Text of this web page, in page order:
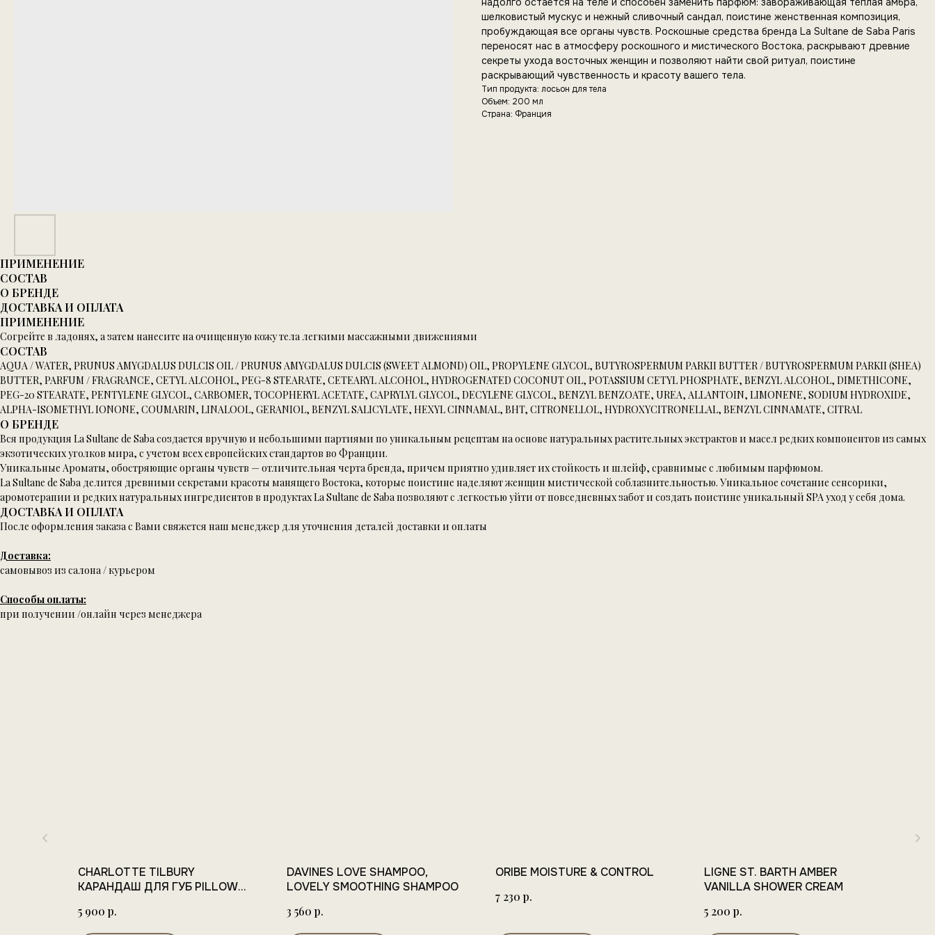
шелковистый мускус и нежный сливочный сандал, поистине женственная композиция,
пробуждающая все органы чувств. Роскошные средства бренда La Sultane de Saba Paris
переносят нас в атмосферу роскошного и мистического Востока, раскрывают древние
секреты ухода восточных женщин и позволяют найти свой ритуал, поистине
раскрывающий чувственность и красоту вашего тела.
Тип продукта: лосьон для тела
Объем: 200 мл
Страна: Франция
ПРИМЕНЕНИЕ
СОСТАВ
О БРЕНДЕ
ДОСТАВКА И ОПЛАТА
ПРИМЕНЕНИЕ
Согрейте в ладонях, а затем нанесите на очищенную кожу тела легкими массажными движениями
СОСТАВ
AQUA / WATER, PRUNUS AMYGDALUS DULCIS OIL / PRUNUS AMYGDALUS DULCIS (SWEET ALMOND) OIL, PROPYLENE GLYCOL, BUTYROSPERMUM PARKII BUTTER / BUTYROSPERMUM PARKII (SHEA)
BUTTER, PARFUM / FRAGRANCE, CETYL ALCOHOL, PEG-8 STEARATE, CETEARYL ALCOHOL, HYDROGENATED COCONUT OIL, POTASSIUM CETYL PHOSPHATE, BENZYL ALCOHOL, DIMETHICONE,
PEG-20 STEARATE, PENTYLENE GLYCOL, CARBOMER, TOCOPHERYL ACETATE, CAPRYLYL GLYCOL, DECYLENE GLYCOL, BENZYL BENZOATE, UREA, ALLANTOIN, LIMONENE, SODIUM HYDROXIDE,
ALPHA-ISOMETHYL IONONE, COUMARIN, LINALOOL, GERANIOL, BENZYL SALICYLATE, HEXYL CINNAMAL, BHT, CITRONELLOL, HYDROXYCITRONELLAL, BENZYL CINNAMATE, CITRAL
О БРЕНДЕ
Вся продукция La Sultane de Saba создается вручную и небольшими партиями по уникальным рецептам на основе натуральных растительных экстрактов и масел редких компонентов из самых
экзотических уголков мира, с учетом всех европейских стандартов во Франции.
Уникальные Ароматы, обостряющие органы чувств — отличительная черта бренда, причем приятно удивляет их стойкость и шлейф, сравнимые с любимым парфюмом.
La Sultane de Saba делится древними секретами красоты манящего Востока, которые поистине наделяют женщин мистической соблазнительностью. Уникальное сочетание сенсорики,
аромотерапии и редких натуральных ингредиентов в продуктах La Sultane de Saba позволяют с легкостью уйти от повседневных забот и создать поистине уникальный SPA уход у себя дома.
ДОСТАВКА И ОПЛАТА
После оформления заказа с Вами свяжется наш менеджер для уточнения деталей доставки и оплаты
Доставка:
самовывоз из салона / курьером
Способы оплаты:
при получении /онлайн через менеджера
CHARLOTTE TILBURY
КАРАНДАШ ДЛЯ ГУБ PILLOW
5 900 р.
DAVINES LOVE SHAMPOO,
LOVELY SMOOTHING SHAMPOO
3 560 р.
ORIBE MOISTURE & CONTROL
7 230 р.
LIGNE ST. BARTH AMBER
VANILLA SHOWER CREAM
5 200 р.